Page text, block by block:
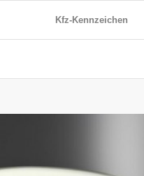
Kfz-Kennzeichen